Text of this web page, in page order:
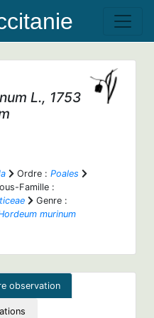
L., 1753
Ordre : Poales
Famille :
Genre :
murinum
observation